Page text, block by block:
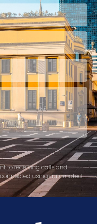
to receiving calls and
using automated